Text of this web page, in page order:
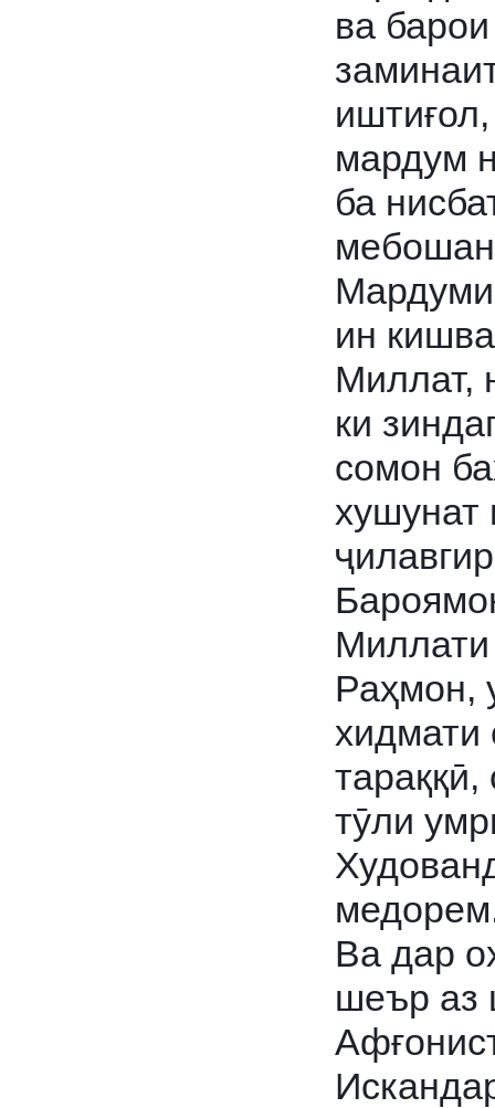
ва
мардум
ба
ин
Миллат,
ки
сомон
хушунат
Раҳмон,
хидмати
тӯли
Ва дар
шеър аз